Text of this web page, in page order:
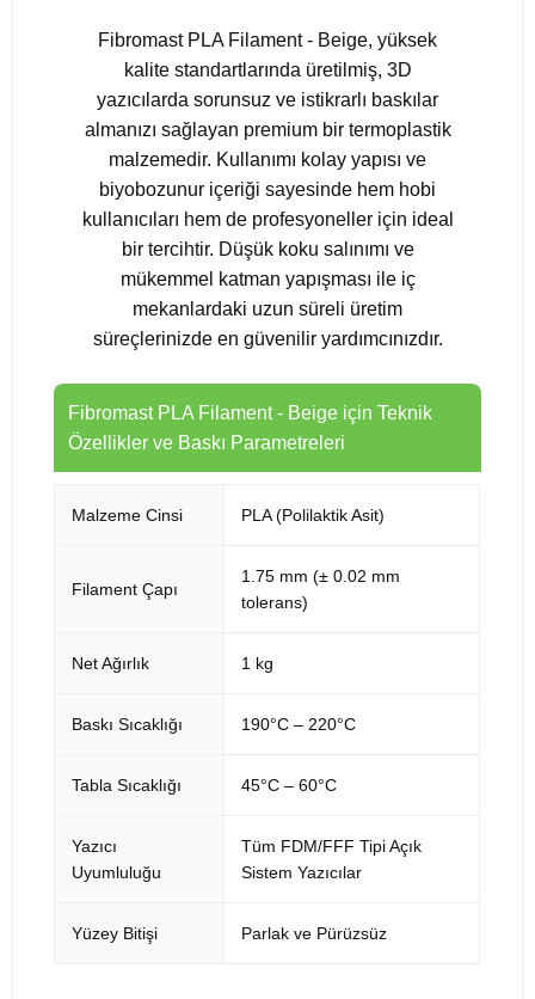
Fibromast PLA Filament - Beige, yüksek
kalite standartlarında üretilmiş, 3D
yazıcılarda sorunsuz ve istikrarlı baskılar
almanızı sağlayan premium bir termoplastik
malzemedir. Kullanımı kolay yapısı ve
biyobozunur içeriği sayesinde hem hobi
kullanıcıları hem de profesyoneller için ideal
bir tercihtir. Düşük koku salınımı ve
mükemmel katman yapışması ile iç
mekanlardaki uzun süreli üretim
süreçlerinizde en güvenilir yardımcınızdır.
Fibromast PLA Filament - Beige için Teknik
Özellikler ve Baskı Parametreleri
Malzeme Cinsi PLA (Polilaktik Asit)
Filament Çapı
1.75 mm (± 0.02 mm
tolerans)
Net Ağırlık 1 kg
Baskı Sıcaklığı 190°C – 220°C
Tabla Sıcaklığı 45°C – 60°C
Yazıcı
Uyumluluğu
Tüm FDM/FFF Tipi Açık
Sistem Yazıcılar
Yüzey Bitişi Parlak ve Pürüzsüz